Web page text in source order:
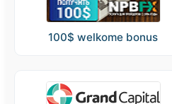
100$ welkome bonus